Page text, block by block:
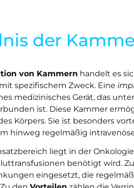
der
von Kammern handelt es
spezifischem Zweck. Eine
medizinisches Gerät, das
ist. Diese Kammer
Körpers. Sie ist besonders
hinweg regelmäßig
liegt in der
benötigt wird.
eingesetzt, die